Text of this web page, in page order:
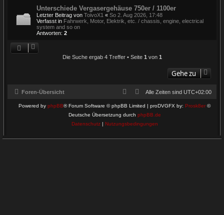
Unterschiede Vergasergehäuse 750er / 1100er
Letzter Beitrag von ToivoX1 « So 2. Aug 2026, 17:48
Verfasst in Fahrwerk, Motor, Elektrik, etc. / chassis, engine, electrical
system and so on
Antworten: 2
Die Suche ergab 4 Treffer • Seite 1 von 1
Gehe zu
Foren-Übersicht Alle Zeiten sind UTC+02:00
Powered by phpBB® Forum Software © phpBB Limited | proDVGFX by: Prosk8er ©
Deutsche Übersetzung durch phpBB.de
Datenschutz| Nutzungsbedingungen